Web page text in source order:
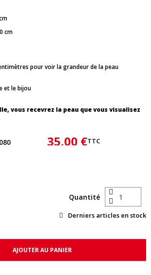
cm
pour voir la grandeur de la peau
et le bijou
vous recevrez la peau que vous visualisez
35,00 €TTC
Quantité
Derniers articles en stock
AJOUTER AU PANIER